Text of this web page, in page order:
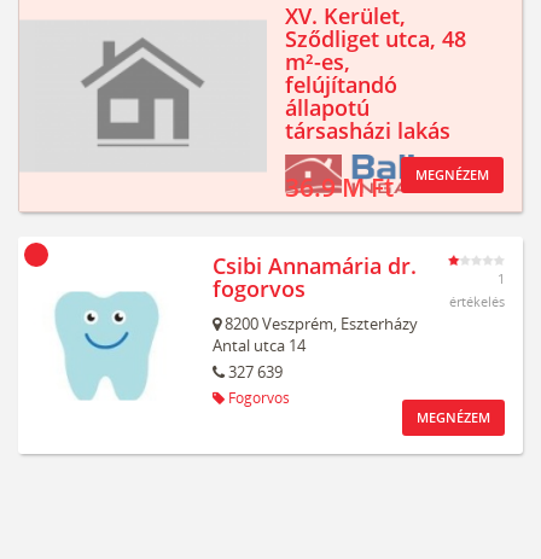
XV. Kerület,
Sződliget utca, 48
m²-es,
felújítandó
állapotú
társasházi lakás
36.9 M Ft MEGNÉZEM
Csibi Annamária dr.
fogorvos
8200Veszprém, Eszterházy
Antal utca 14
327 639
Fogorvos
1
értékelés
MEGNÉZEM